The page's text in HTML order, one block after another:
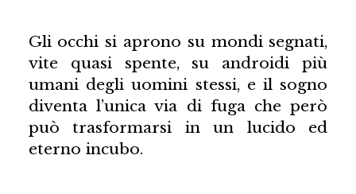
Gli occhi si aprono su mondi segnati,
vite quasi spente, su androidi più
umani degli uomini stessi, e il sogno
diventa l’unica via di fuga che però
può trasformarsi in un lucido ed
eterno incubo.